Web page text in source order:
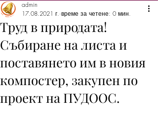
Труд в природата!
Събиране на листа и
поставянето им в новия
компостер, закупен по
проект на ПУДООС.
admin
17.08.2021 г. време за четене: 0 мин.